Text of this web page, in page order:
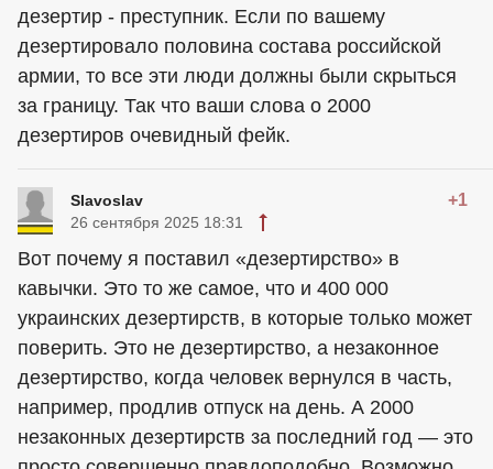
дезертир - преступник. Если по вашему
дезертировало половина состава российской
армии, то все эти люди должны были скрыться
за границу. Так что ваши слова о 2000
дезертиров очевидный фейк.
Slavoslav +1
26 сентября 2025 18:31
Вот почему я поставил «дезертирство» в
кавычки. Это то же самое, что и 400 000
украинских дезертирств, в которые только может
поверить. Это не дезертирство, а незаконное
дезертирство, когда человек вернулся в часть,
например, продлив отпуск на день. А 2000
незаконных дезертирств за последний год — это